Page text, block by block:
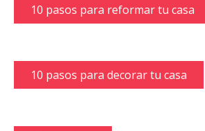
10 pasos para reformar tu casa
10 pasos para decorar tu casa